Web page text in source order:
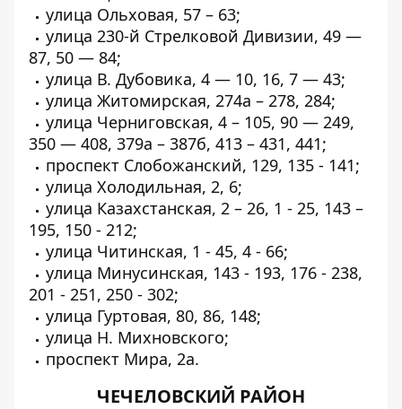
улица Ольховая, 57 – 63;
улица 230-й Стрелковой Дивизии, 49 —
87, 50 — 84;
улица В. Дубовика, 4 — 10, 16, 7 — 43;
улица Житомирская, 274а – 278, 284;
улица Черниговская, 4 – 105, 90 — 249,
350 — 408, 379а – 387б, 413 – 431, 441;
проспект Слобожанский, 129, 135 - 141;
улица Холодильная, 2, 6;
улица Казахстанская, 2 – 26, 1 - 25, 143 –
195, 150 - 212;
улица Читинская, 1 - 45, 4 - 66;
улица Минусинская, 143 - 193, 176 - 238,
201 - 251, 250 - 302;
улица Гуртовая, 80, 86, 148;
улица Н. Михновского;
проспект Мира, 2а.
ЧЕЧЕЛОВСКИЙ РАЙОН